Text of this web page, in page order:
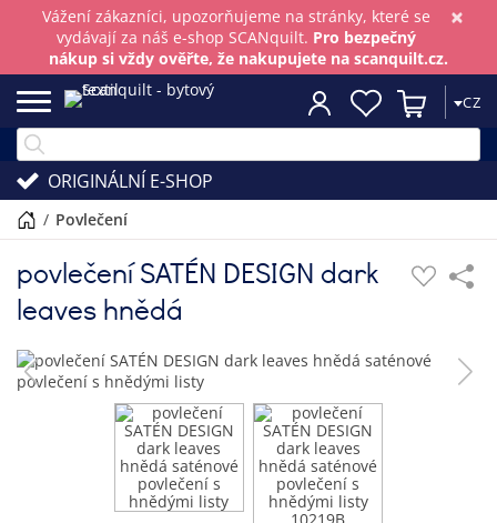
×
Vážení zákazníci, upozorňujeme na stránky, které se
vydávají za náš e-shop SCANquilt. Pro bezpečný
nákup si vždy ověřte, že nakupujete na scanquilt.cz.
CZ
ORIGINÁLNÍ E-SHOP
/ povlečení
povlečení SATÉN DESIGN dark
leaves hnědá